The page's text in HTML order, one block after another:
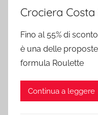
Crociera
Fino al 55% di
è una delle
formula Roulette
Continua a leggere